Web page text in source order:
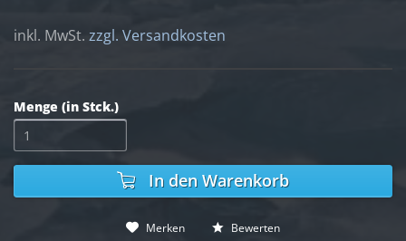
inkl. MwSt. zzgl. Versandkosten
Menge (in Stck.)
In den Warenkorb
Merken Bewerten